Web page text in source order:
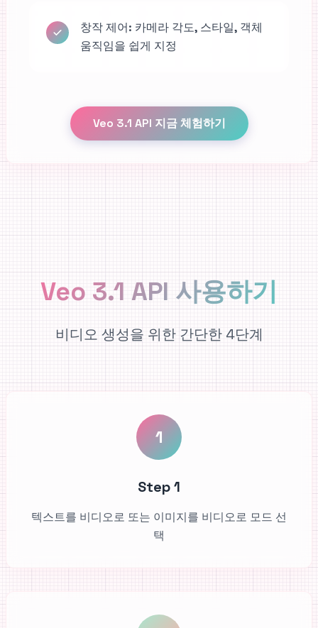
창작 제어: 카메라 각도, 스타일, 객체
움직임을 쉽게 지정
Veo 3.1 API 지금 체험하기
Veo 3.1 API 사용하기
비디오 생성을 위한 간단한 4단계
1
Step 1
텍스트를 비디오로 또는 이미지를 비디오로 모드 선
택